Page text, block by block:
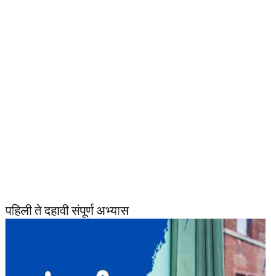
पहिली ते दहावी संपूर्ण अभ्यास